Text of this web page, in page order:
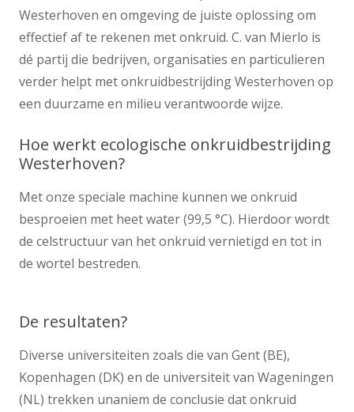
Westerhoven en omgeving de juiste oplossing om
effectief af te rekenen met onkruid. C. van Mierlo is
dé partij die bedrijven, organisaties en particulieren
verder helpt met onkruidbestrijding Westerhoven op
een duurzame en milieu verantwoorde wijze.
Hoe werkt ecologische onkruidbestrijding
Westerhoven?
Met onze speciale machine kunnen we onkruid
besproeien met heet water (99,5 °C). Hierdoor wordt
de celstructuur van het onkruid vernietigd en tot in
de wortel bestreden.
De resultaten?
Diverse universiteiten zoals die van Gent (BE),
Kopenhagen (DK) en de universiteit van Wageningen
(NL) trekken unaniem de conclusie dat onkruid